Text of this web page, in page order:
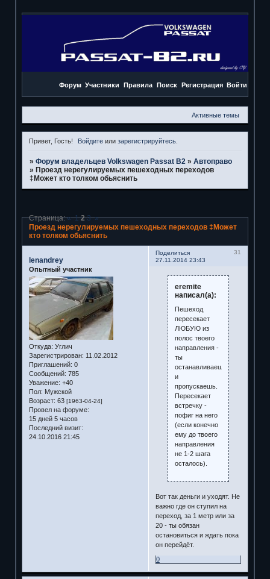
Форум Участники Правила Поиск Регистрация Войти
Активные темы
Привет, Гость! Войдите илизарегистрируйтесь
» Форум владельцев Volkswagen Passat B2 » Автоправо
» Проезд нерегулируемых пешеходных переходов
‡Может кто толком обьяснить
Проезд нерегулируемых пешеходных переходов ‡Может
кто толком обьяснить
Страница:« 1 2 3 »
Поделиться
31
27.11.2014 23:43
lenandrey
Опытный участник
Откуда: Углич
Зарегистрирован: 11.02.2012
Приглашений: 0
Сообщений: 785
Уважение: +40
Пол: Мужской
Возраст: 63 [1963-04-24]
Провел на форуме:
15 дней 5 часов
Последний визит:
24.10.2016 21:45
eremite
написал(а):
Пешеход
пересекает
ЛЮБУЮ из
полос твоего
направления -
ты
останавливаешься
и
пропускаешь.
Пересекает
встречку -
пофиг на него
(если конечно
ему до твоего
направления
не 1-2 шага
осталось).
Вот так деньги и уходят. Не
важно где он ступил на
переход, за 1 метр или за
20 - ты обязан
остановиться и ждать пока
он перейдёт.
0